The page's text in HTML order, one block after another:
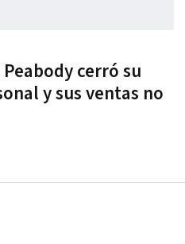
cerró su
y sus ventas no